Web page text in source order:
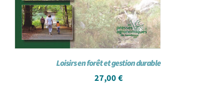
Loisirs en forêt et gestion durable
27,00 €